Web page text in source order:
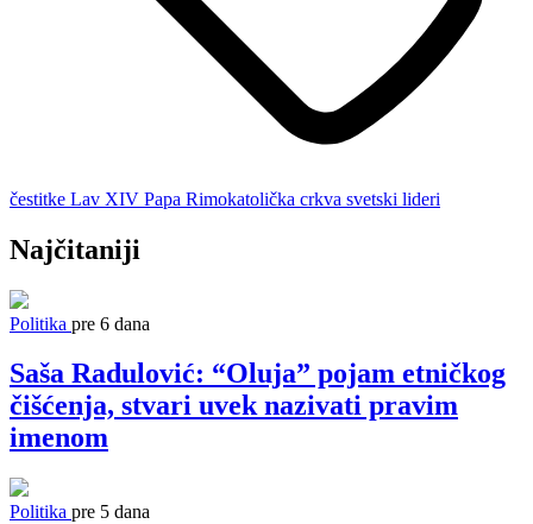
čestitke Lav XIV Papa Rimokatolička crkva svetski lideri
Najčitaniji
Politika pre 6 dana
Saša Radulović: “Oluja” pojam etničkog
čišćenja, stvari uvek nazivati pravim
imenom
Politika pre 5 dana